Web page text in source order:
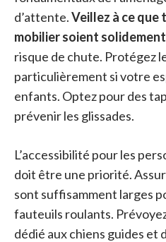
d’attente.Veillez à ce que
mobilier soient
risque de chute. Protégez
particulièrement si votre
enfants. Optez pour des
prévenir les glissades.
L’accessibilité pour les
doit être une priorité.
sont suffisamment larges
fauteuils roulants.
dédié aux chiens guides et